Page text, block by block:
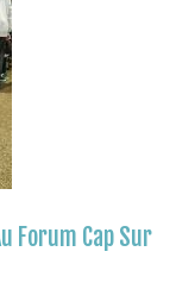
Forum Cap Sur